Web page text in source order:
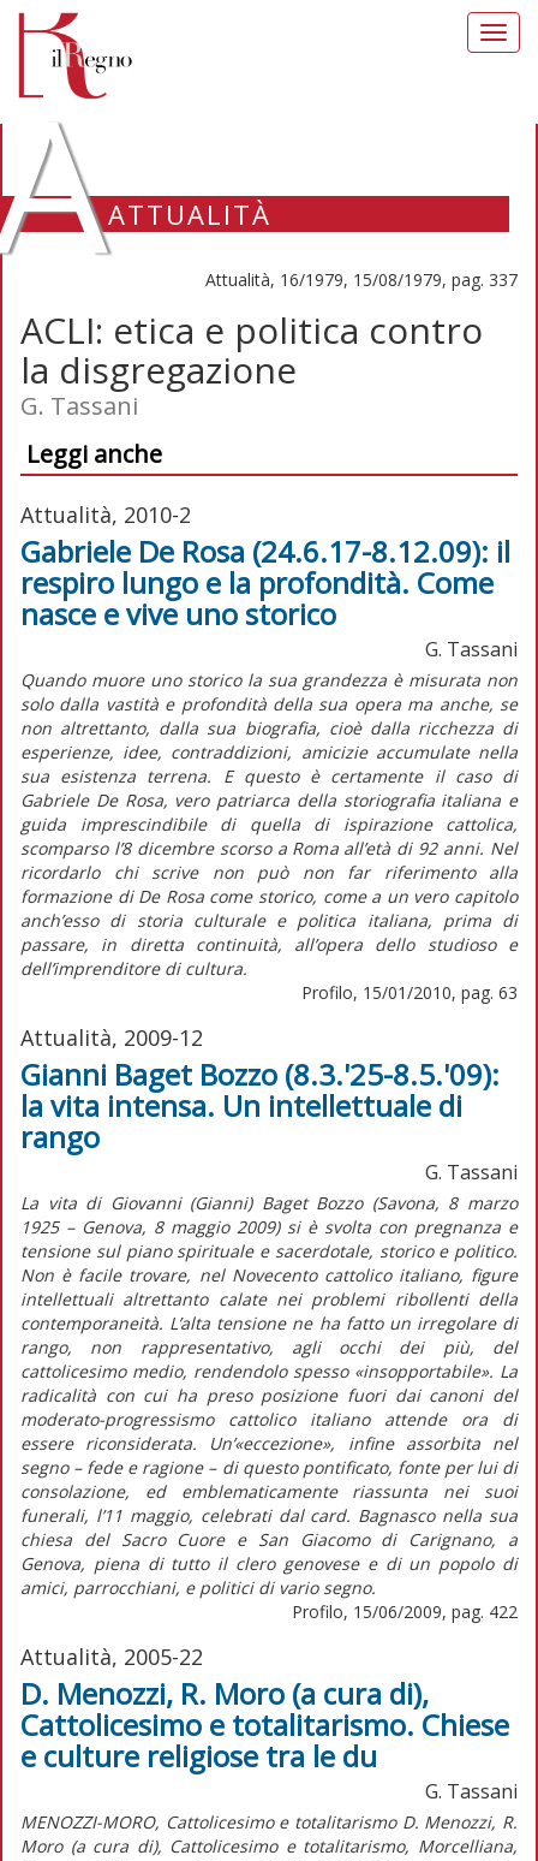
ATTUALITÀ
Attualità, 16/1979, 15/08/1979, pag. 337
ACLI: etica e politica contro
la disgregazione
G. Tassani
Leggi anche
Attualità, 2010-2
Gabriele De Rosa (24.6.17-8.12.09): il
respiro lungo e la profondità. Come
nasce e vive uno storico
G. Tassani
Quando muore uno storico la sua grandezza è misurata non
solo dalla vastità e profondità della sua opera ma anche, se
non altrettanto, dalla sua biografia, cioè dalla ricchezza di
esperienze, idee, contraddizioni, amicizie accumulate nella
sua esistenza terrena. E questo è certamente il caso di
Gabriele De Rosa, vero patriarca della storiografia italiana e
guida imprescindibile di quella di ispirazione cattolica,
scomparso l’8 dicembre scorso a Roma all’età di 92 anni. Nel
ricordarlo chi scrive non può non far riferimento alla
formazione di De Rosa come storico, come a un vero capitolo
anch’esso di storia culturale e politica italiana, prima di
passare, in diretta continuità, all’opera dello studioso e
dell’imprenditore di cultura.
Profilo, 15/01/2010, pag. 63
Attualità, 2009-12
Gianni Baget Bozzo (8.3.'25-8.5.'09):
la vita intensa. Un intellettuale di
rango
G. Tassani
La vita di Giovanni (Gianni) Baget Bozzo (Savona, 8 marzo
1925 – Genova, 8 maggio 2009) si è svolta con pregnanza e
tensione sul piano spirituale e sacerdotale, storico e politico.
Non è facile trovare, nel Novecento cattolico italiano, figure
intellettuali altrettanto calate nei problemi ribollenti della
contemporaneità. L’alta tensione ne ha fatto un irregolare di
rango, non rappresentativo, agli occhi dei più, del
cattolicesimo medio, rendendolo spesso «insopportabile». La
radicalità con cui ha preso posizione fuori dai canoni del
moderato-progressismo cattolico italiano attende ora di
essere riconsiderata. Un’«eccezione», infine assorbita nel
segno – fede e ragione – di questo pontificato, fonte per lui di
consolazione, ed emblematicamente riassunta nei suoi
funerali, l’11 maggio, celebrati dal card. Bagnasco nella sua
chiesa del Sacro Cuore e San Giacomo di Carignano, a
Genova, piena di tutto il clero genovese e di un popolo di
amici, parrocchiani, e politici di vario segno.
Profilo, 15/06/2009, pag. 422
Attualità, 2005-22
D. Menozzi, R. Moro (a cura di),
Cattolicesimo e totalitarismo. Chiese
e culture religiose tra le du
G. Tassani
MENOZZI-MORO, Cattolicesimo e totalitarismo D. Menozzi, R.
Moro (a cura di), Cattolicesimo e totalitarismo, Morcelliana,